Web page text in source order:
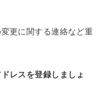
更に関する連絡など重
レスを登録しましょ